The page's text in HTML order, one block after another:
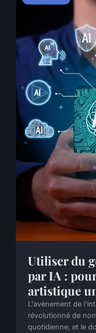
Utiliser du
par IA :
artistique
L'avènement de
révolutionné de
quotidienne, et le